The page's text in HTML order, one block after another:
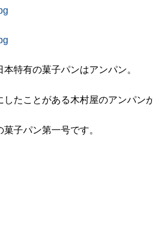
本特有の菓子パンはアンパン。
したことがある木村屋のアンパンが
菓子パン第一号です。